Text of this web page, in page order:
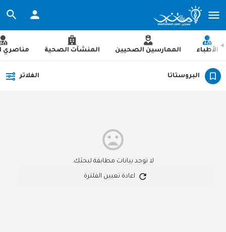
الأطباء الممارسين الصحيين المنشآت الصحية مناصري
البروستاتا الفلاتر
لا توجد بيانات مطابقة لبحثك.
اعادة تعيين الفلترة